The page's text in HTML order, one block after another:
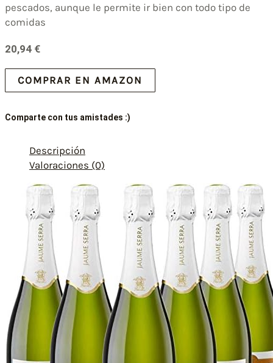
pescados, aunque le permite ir bien con todo tipo de
comidas
20,94 €
COMPRAR EN AMAZON
Comparte con tus amistades :)
Descripción
Valoraciones (0)